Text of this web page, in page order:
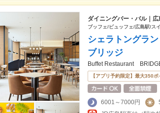
ダイニングバー・バル｜広
ブッフェ/ビュッフェ/広島駅/ス
シェラトングラ
ブリッジ
Buffet Restaurant
【アプリ予約限定】最大350
6001～7000円